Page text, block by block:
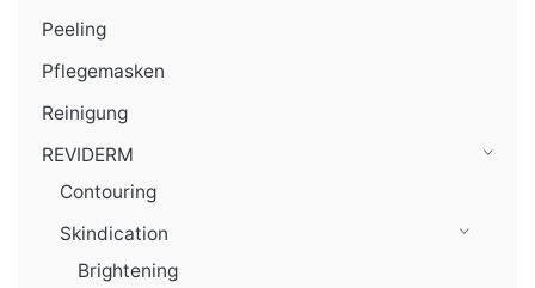
Peeling
Pflegemasken
Reinigung
REVIDERM
Contouring
Skindication
Brightening